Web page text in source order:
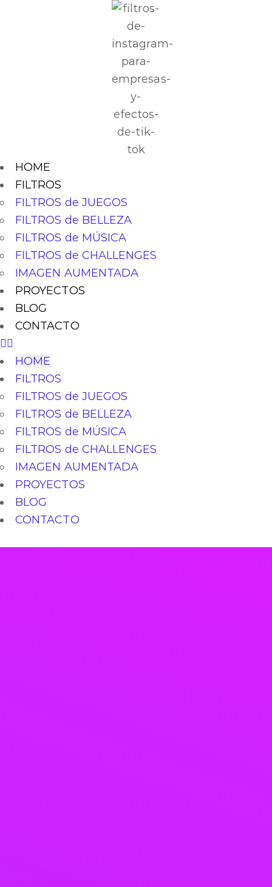
HOME
FILTROS
FILTROS de JUEGOS
FILTROS de BELLEZA
FILTROS de MÚSICA
FILTROS de CHALLENGES
IMAGEN AUMENTADA
PROYECTOS
BLOG
CONTACTO
HOME
FILTROS
FILTROS de JUEGOS
FILTROS de BELLEZA
FILTROS de MÚSICA
FILTROS de CHALLENGES
IMAGEN AUMENTADA
PROYECTOS
BLOG
CONTACTO